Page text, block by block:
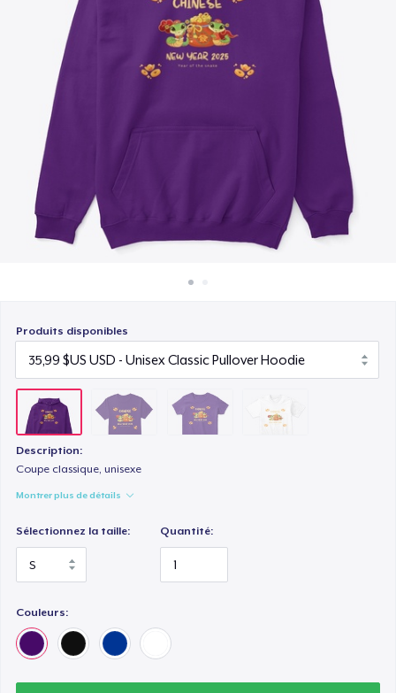
Vendez partout
Vendre n'importe quoi
Produits disponibles
Description:
Coupe classique, unisexe
Montrer plus de détails
Sélectionnez la taille: Quantité:
Couleurs: